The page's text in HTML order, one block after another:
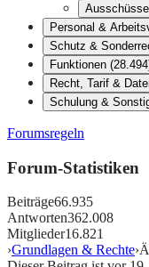
Personal &
Schutz &
Funktionen (28.494
Recht, Tarif &
Schulung &
Forumsregeln
Forum-Statistiken
Beiträge66.935
Antworten362.008
Mitglieder16.821
›Grundlagen & Rechte›